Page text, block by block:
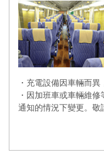
・充電設備因車輛而異
・因加班車或車輛維
通知的情況下變更。敬